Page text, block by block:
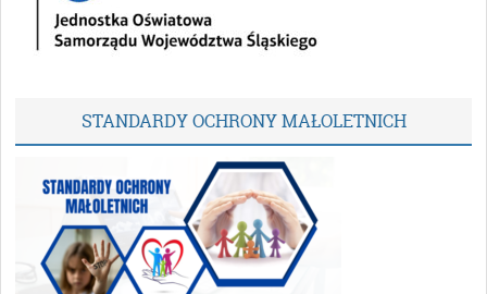
STANDARDY OCHRONY MAŁOLETNICH